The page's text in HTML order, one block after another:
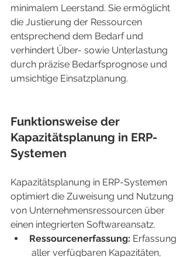
minimalem Leerstand. Sie ermöglicht
die Justierung der Ressourcen
entsprechend dem Bedarf und
verhindert Über- sowie Unterlastung
durch präzise Bedarfsprognose und
umsichtige Einsatzplanung.
Funktionsweise der
Kapazitätsplanung in ERP-
Systemen
Kapazitätsplanung in ERP-Systemen
optimiert die Zuweisung und Nutzung
von Unternehmensressourcen über
einen integrierten Softwareansatz.
Ressourcenerfassung: Erfassung
aller verfügbaren Kapazitäten,